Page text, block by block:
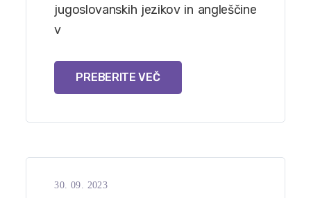
jugoslovanskih jezikov in angleščine
v
PREBERITE VEČ
30. 09. 2023